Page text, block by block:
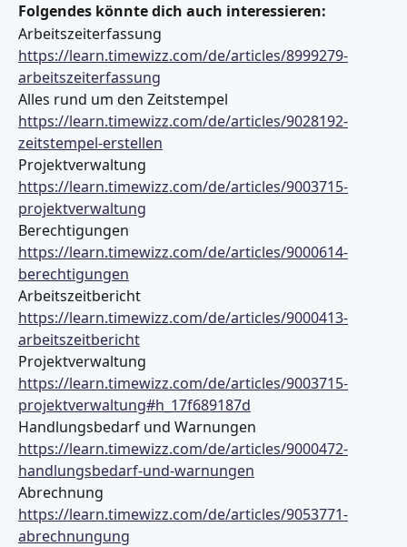
Folgendes könnte dich auch interessieren:
Arbeitszeiterfassung
https://learn.timewizz.com/de/articles/8999279-
arbeitszeiterfassung
Alles rund um den Zeitstempel
https://learn.timewizz.com/de/articles/9028192-
zeitstempel-erstellen
Projektverwaltung
https://learn.timewizz.com/de/articles/9003715-
projektverwaltung
Berechtigungen
https://learn.timewizz.com/de/articles/9000614-
berechtigungen
Arbeitszeitbericht
https://learn.timewizz.com/de/articles/9000413-
arbeitszeitbericht
Projektverwaltung
https://learn.timewizz.com/de/articles/9003715-
projektverwaltung#h_17f689187d
Handlungsbedarf und Warnungen
https://learn.timewizz.com/de/articles/9000472-
handlungsbedarf-und-warnungen
Abrechnung
https://learn.timewizz.com/de/articles/9053771-
abrechnungung